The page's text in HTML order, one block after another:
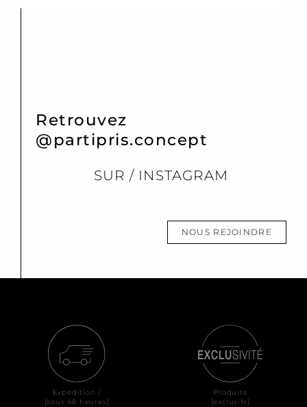
Retrouvez
@partipris.concept
SUR / INSTAGRAM
NOUS REJOINDRE
Expédition /
[sous 48 heures]
Produits
[exclusifs]